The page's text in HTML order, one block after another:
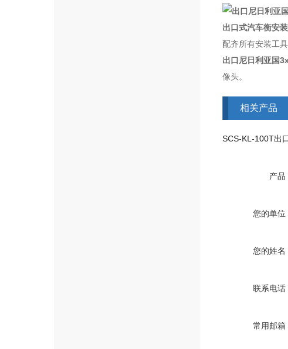
出口式汽车衡安
配齐所有安装工
出口尼日利亚国
像头。
相关产品
产品
您的单位
您的姓名
联系电话
常用邮箱